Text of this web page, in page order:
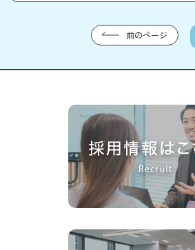
前のページ